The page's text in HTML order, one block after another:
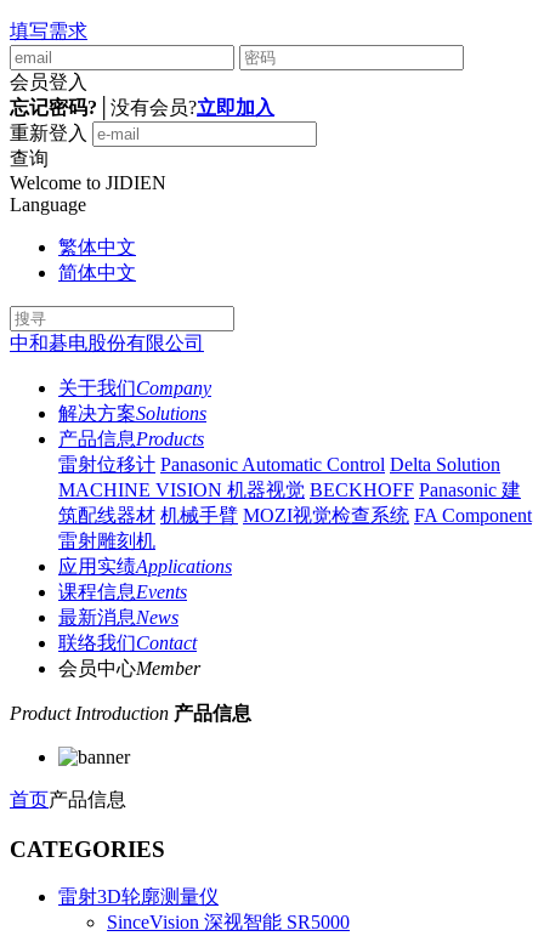
填写需求
会员登入
忘记密码?
没有会员?立即加入
重新登入
查询
Welcome to JIDIEN
Language
繁体中文
简体中文
中和碁电股份有限公司
关于我们Company
解决方案Solutions
产品信息Products
雷射位移计 Panasonic Automatic Control Delta Solution
MACHINE VISION 机器视觉 BECKHOFF Panasonic 建
筑配线器材 机械手臂 MOZI视觉检查系统 FA Component
雷射雕刻机
应用实绩Applications
课程信息Events
最新消息News
联络我们Contact
会员中心Member
Product Introduction 产品信息
首页产品信息
CATEGORIES
雷射3D轮廓测量仪
SinceVision 深视智能 SR5000